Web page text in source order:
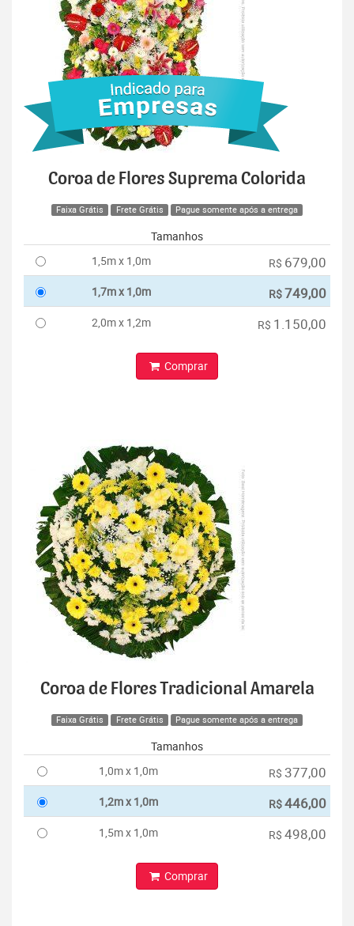
Coroa de Flores Suprema Colorida
Faixa Grátis Frete Grátis Pague somente após a entrega
Tamanhos
1,5m x 1,0m
R$ 679,00
1,7m x 1,0m R$749,00
2,0m x 1,2m R$ 1.150,00
Comprar
Coroa de Flores Tradicional Amarela
Faixa Grátis Frete Grátis Pague somente após a entrega
Tamanhos
1,0m x 1,0m
R$ 377,00
1,2m x 1,0m R$446,00
1,5m x 1,0m R$ 498,00
Comprar